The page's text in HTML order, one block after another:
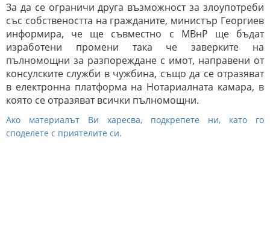
За да се ограничи друга възможност за злоупотреби
със собствеността на гражданите, министър Георгиев
информира, че ще съвместно с МВнР ще бъдат
изработени промени така че заверките на
пълномощни за разпореждане с имот, направени от
консулските служби в чужбина, също да се отразяват
в електронна платформа на Нотариалната камара, в
която се отразяват всички пълномощни.
Ако материалът Ви харесва, подкрепете ни, като го
споделете с приятелите си.